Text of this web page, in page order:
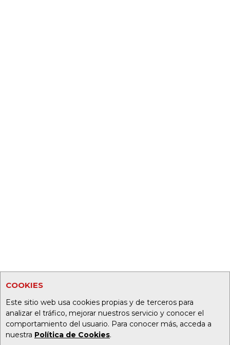
COOKIES
Este sitio web usa cookies propias y de terceros para
analizar el tráfico, mejorar nuestros servicio y conocer el
comportamiento del usuario. Para conocer más, acceda a
nuestra Política de Cookies.